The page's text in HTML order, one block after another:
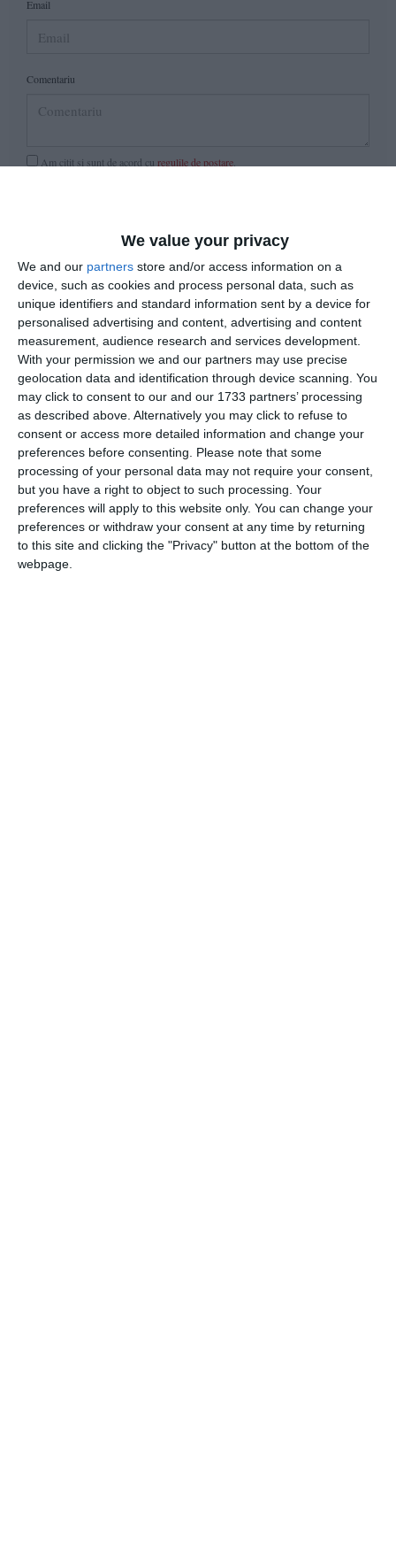
We value your privacy
We and our partners store and/or access information on a
device, such as cookies and process personal data, such as
unique identifiers and standard information sent by a device for
personalised advertising and content, advertising and content
measurement, audience research and services development.
With your permission we and our partners may use precise
geolocation data and identification through device scanning. You
may click to consent to our and our 1733 partners’ processing
as described above. Alternatively you may click to refuse to
consent or access more detailed information and change your
preferences before consenting.
Please note that some
processing of your personal data may not require your consent,
but you have a right to object to such processing. Your
preferences will apply to this website only. You can change your
preferences or withdraw your consent at any time by returning
to this site and clicking the "Privacy" button at the bottom of the
webpage.
Email
Comentariu
Am citit si sunt de acord cu regulile de postare
Pentru mai multe informaţii, consultă politica noastră de confidenţialitate, unde vei
primi mai multe privind informaţii despre cum și de ce stocăm datele tale.
Posteaza comentariul
ARTICOLE ASEMANATOARE
7089